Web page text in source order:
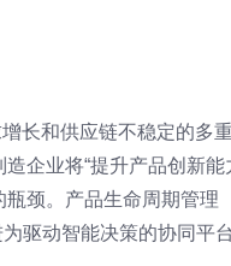
长和供应链不稳定的多
企业将“提升产品创新能
颈。产品生命周期管理
驱动智能决策的协同平